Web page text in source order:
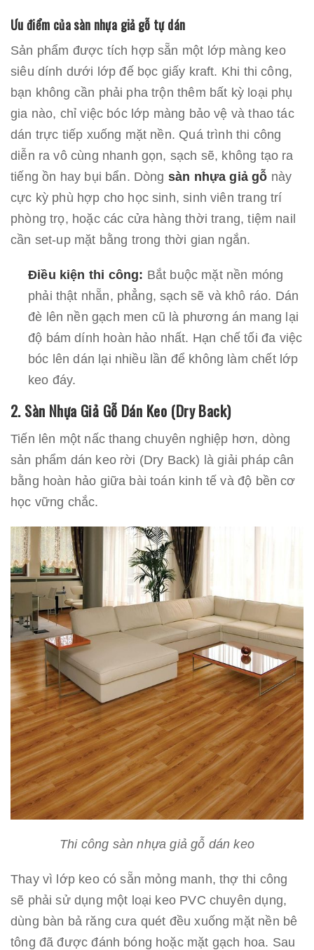
Ưu điểm của sàn nhựa giả gỗ tự dán
Sản phẩm được tích hợp sẵn một lớp màng keo
siêu dính dưới lớp đế bọc giấy kraft. Khi thi công,
bạn không cần phải pha trộn thêm bất kỳ loại phụ
gia nào, chỉ việc bóc lớp màng bảo vệ và thao tác
dán trực tiếp xuống mặt nền. Quá trình thi công
diễn ra vô cùng nhanh gọn, sạch sẽ, không tạo ra
tiếng ồn hay bụi bẩn. Dòng sàn nhựa giả gỗ này
cực kỳ phù hợp cho học sinh, sinh viên trang trí
phòng trọ, hoặc các cửa hàng thời trang, tiệm nail
cần set-up mặt bằng trong thời gian ngắn.
Điều kiện thi công: Bắt buộc mặt nền móng
phải thật nhẵn, phẳng, sạch sẽ và khô ráo. Dán
đè lên nền gạch men cũ là phương án mang lại
độ bám dính hoàn hảo nhất. Hạn chế tối đa việc
bóc lên dán lại nhiều lần để không làm chết lớp
keo đáy.
2. Sàn Nhựa Giả Gỗ Dán Keo (Dry Back)
Tiến lên một nấc thang chuyên nghiệp hơn, dòng
sản phẩm dán keo rời (Dry Back) là giải pháp cân
bằng hoàn hảo giữa bài toán kinh tế và độ bền cơ
học vững chắc.
Thi công sàn nhựa giả gỗ dán keo
Thay vì lớp keo có sẵn mỏng manh, thợ thi công
sẽ phải sử dụng một loại keo PVC chuyên dụng,
dùng bàn bả răng cưa quét đều xuống mặt nền bê
tông đã được đánh bóng hoặc mặt gạch hoa. Sau